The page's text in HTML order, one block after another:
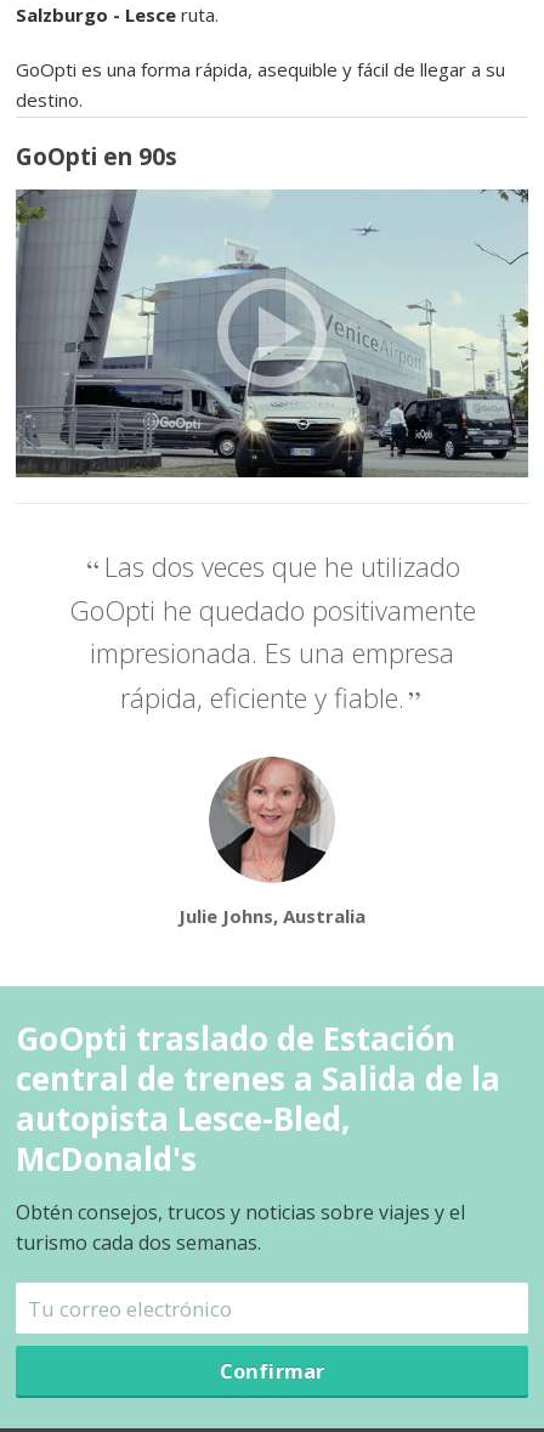
Salzburgo - Lesce ruta.
GoOpti es una forma rápida, asequible y fácil de llegar a su
destino.
GoOpti en 90s
Las dos veces que he utilizado
GoOpti he quedado positivamente
impresionada. Es una empresa
rápida, eficiente y fiable.
Julie Johns, Australia
GoOpti traslado de Estación
central de trenes a Salida de la
autopista Lesce-Bled,
McDonald's
Obtén consejos, trucos y noticias sobre viajes y el
turismo cada dos semanas.
Confirmar